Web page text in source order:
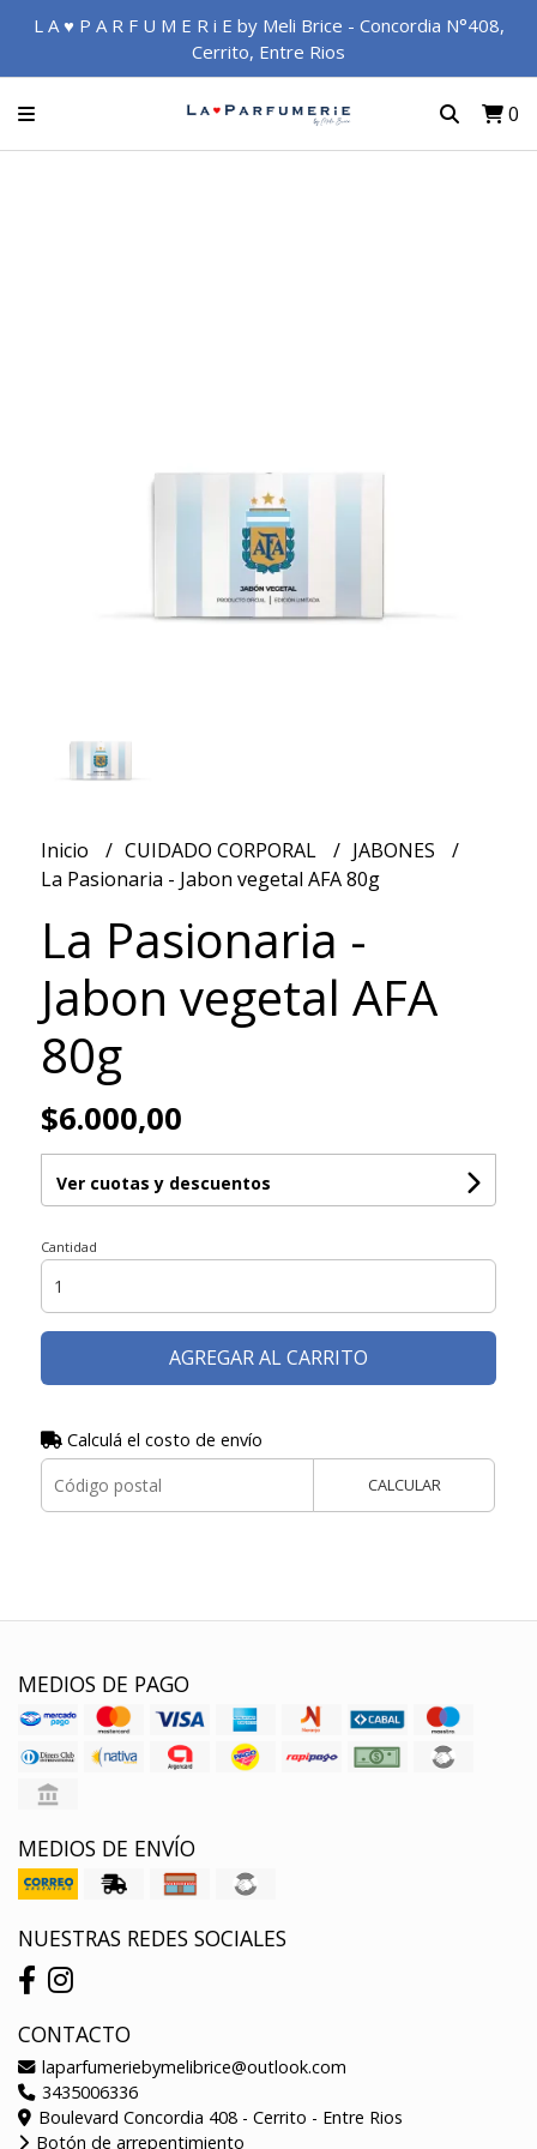
L A ♥ P A R F U M E R i E by Meli Brice - Concordia N°408,
Cerrito, Entre Rios
0
Inicio CUIDADO CORPORAL
JABONES
La Pasionaria - Jabon vegetal AFA 80g
La Pasionaria -
Jabon vegetal AFA
80g
$6.000,00
Ver cuotas y descuentos
Cantidad
AGREGAR AL CARRITO
Calculá el costo de envío
CALCULAR
MEDIOS DE PAGO
MEDIOS DE ENVÍO
NUESTRAS REDES SOCIALES
CONTACTO
laparfumeriebymelibrice@outlook.com
3435006336
Boulevard Concordia 408 - Cerrito - Entre Rios
Botón de arrepentimiento